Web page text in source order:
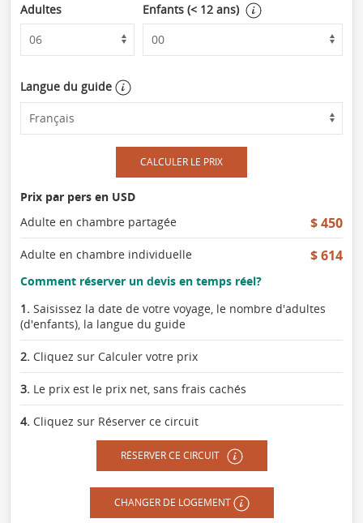
Adultes Enfants (< 12 ans)
Langue du guide
CALCULER LE PRIX
Prix par pers en USD
Adulte en chambre partagée
$ 450
Adulte en chambre individuelle $ 614
Comment réserver un devis en temps réel?
1. Saisissez la date de votre voyage, le nombre d'adultes
(d'enfants), la langue du guide
2. Cliquez sur Calculer votre prix
3. Le prix est le prix net, sans frais cachés
4. Cliquez sur Réserver ce circuit
RÉSERVER CE CIRCUIT
CHANGER DE LOGEMENT